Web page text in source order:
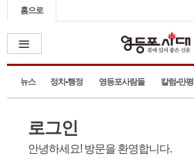
홈으로
뉴스 정치•행정 영등포사람들 칼럼•만평
로그인
안녕하세요! 방문을 환영합니다.